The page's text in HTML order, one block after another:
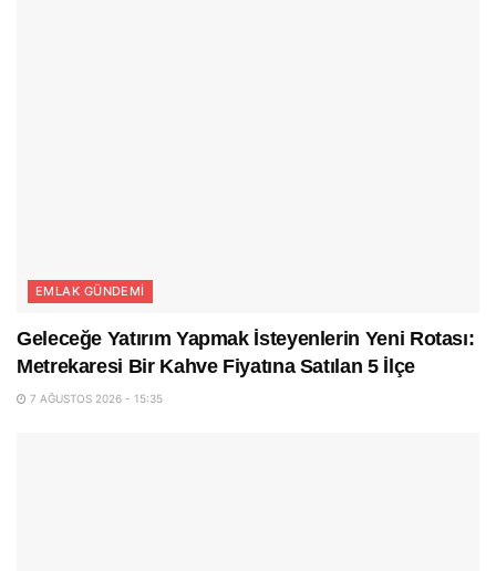
EMLAK GÜNDEMI
Geleceğe Yatırım Yapmak İsteyenlerin Yeni Rotası:
Metrekaresi Bir Kahve Fiyatına Satılan 5 İlçe
7 AĞUSTOS 2026 - 15:35